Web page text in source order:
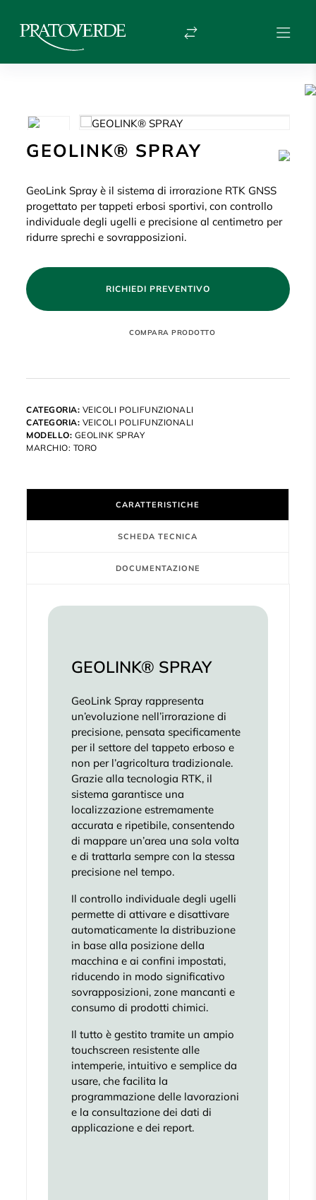
GEOLINK® SPRAY
GeoLink Spray è il sistema di irrorazione RTK GNSS
progettato per tappeti erbosi sportivi, con controllo
individuale degli ugelli e precisione al centimetro per
ridurre sprechi e sovrapposizioni.
RICHIEDI PREVENTIVO
CATEGORIA: VEICOLI POLIFUNZIONALI
CATEGORIA: VEICOLI POLIFUNZIONALI
MODELLO: GEOLINK SPRAY
MARCHIO: TORO
CARATTERISTICHE
SCHEDA TECNICA
DOCUMENTAZIONE
GEOLINK® SPRAY
GeoLink Spray rappresenta
un’evoluzione nell’irrorazione di
precisione, pensata specificamente
per il settore del tappeto erboso e
non per l’agricoltura tradizionale.
Grazie alla tecnologia RTK, il
sistema garantisce una
localizzazione estremamente
accurata e ripetibile, consentendo
di mappare un’area una sola volta
e di trattarla sempre con la stessa
precisione nel tempo.
Il controllo individuale degli ugelli
permette di attivare e disattivare
automaticamente la distribuzione
in base alla posizione della
macchina e ai confini impostati,
riducendo in modo significativo
sovrapposizioni, zone mancanti e
consumo di prodotti chimici.
Il tutto è gestito tramite un ampio
touchscreen resistente alle
intemperie, intuitivo e semplice da
usare, che facilita la
programmazione delle lavorazioni
e la consultazione dei dati di
applicazione e dei report.